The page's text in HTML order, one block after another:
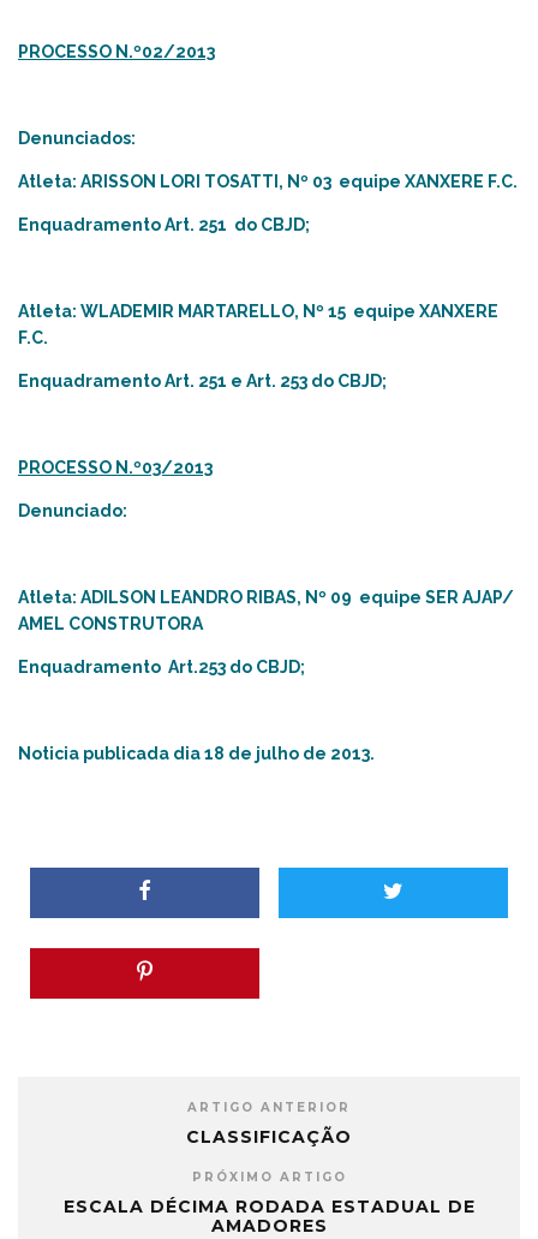
PROCESSO N.º02/2013
Denunciados:
Atleta: ARISSON LORI TOSATTI, Nº 03 equipe XANXERE F.C.
Enquadramento Art. 251 do CBJD;
Atleta: WLADEMIR MARTARELLO, Nº 15 equipe XANXERE
F.C.
Enquadramento Art. 251 e Art. 253 do CBJD;
PROCESSO N.º03/2013
Denunciado:
Atleta: ADILSON LEANDRO RIBAS, Nº 09 equipe SER AJAP/
AMEL CONSTRUTORA
Enquadramento Art.253 do CBJD;
Noticia publicada dia 18 de julho de 2013.
ARTIGO ANTERIOR
CLASSIFICAÇÃO
PRÓXIMO ARTIGO
ESCALA DÉCIMA RODADA ESTADUAL DE
AMADORES